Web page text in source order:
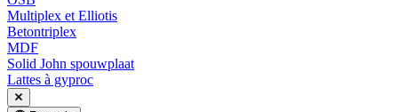
Multiplex et Elliotis
Betontriplex
MDF
Solid John spouwplaat
Lattes à gyproc